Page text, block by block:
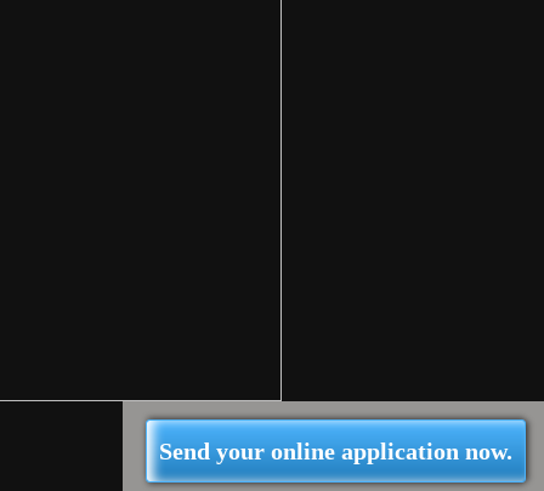
Send your online application now.